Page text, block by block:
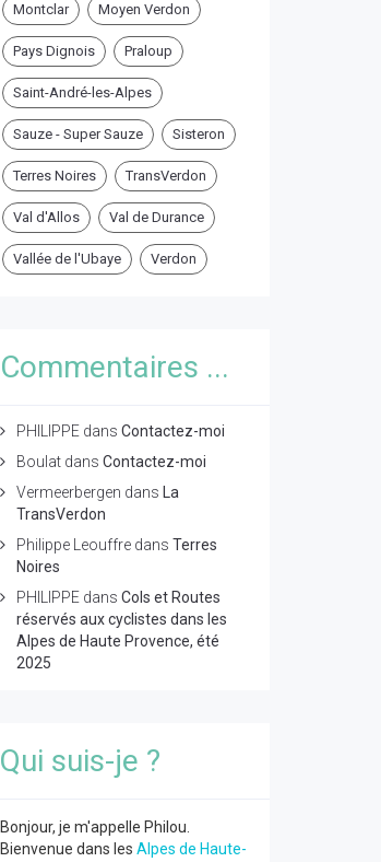
Montclar Moyen Verdon
Pays Dignois Praloup
Saint-André-les-Alpes
Sauze - Super Sauze Sisteron
Terres Noires TransVerdon
Val d'Allos Val de Durance
Vallée de l'Ubaye Verdon
Commentaires ...
PHILIPPEdans Contactez-moi
Boulatdans Contactez-moi
Vermeerbergen dans
La
TransVerdon
Philippe Leouffredans Terres
Noires
PHILIPPEdans Cols et Routes
réservés aux cyclistes dans les
Alpes de Haute Provence, été
2025
Qui suis-je ?
Bonjour, je m'appelle Philou.
Bienvenue dans les Alpes de Haute-